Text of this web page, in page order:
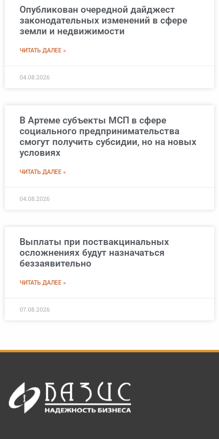
Опубликован очередной дайджест
законодательных изменений в сфере
земли и недвижимости
ЧИТАТЬ ДАЛЕЕ »
04.08.2026
В Артеме субъекты МСП в сфере
социального предпринимательства
смогут получить субсидии, но на новых
условиях
ЧИТАТЬ ДАЛЕЕ »
04.08.2026
Выплаты при поствакцинальных
осложнениях будут назначаться
беззаявительно
ЧИТАТЬ ДАЛЕЕ »
07.08.2026